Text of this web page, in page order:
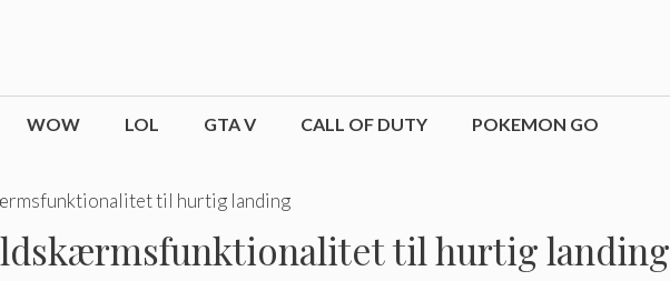
WOW LOL GTA V CALL OF DUTY POKEMON GO
til hurtig landing
til hurtig landing